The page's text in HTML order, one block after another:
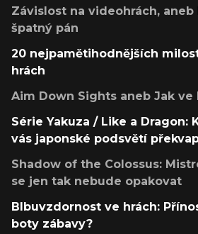
Závislost na videohrách,
špatný pán
20 nejpamětihodnějších
hrách
Aim Down Sights aneb Jak ve
Série Yakuza / Like a Dragon:
vás japonské podsvětí
Shadow of the Colossus:
se jen tak nebude opakovat
Blbuvzdornost ve hrách:
boty zábavy?